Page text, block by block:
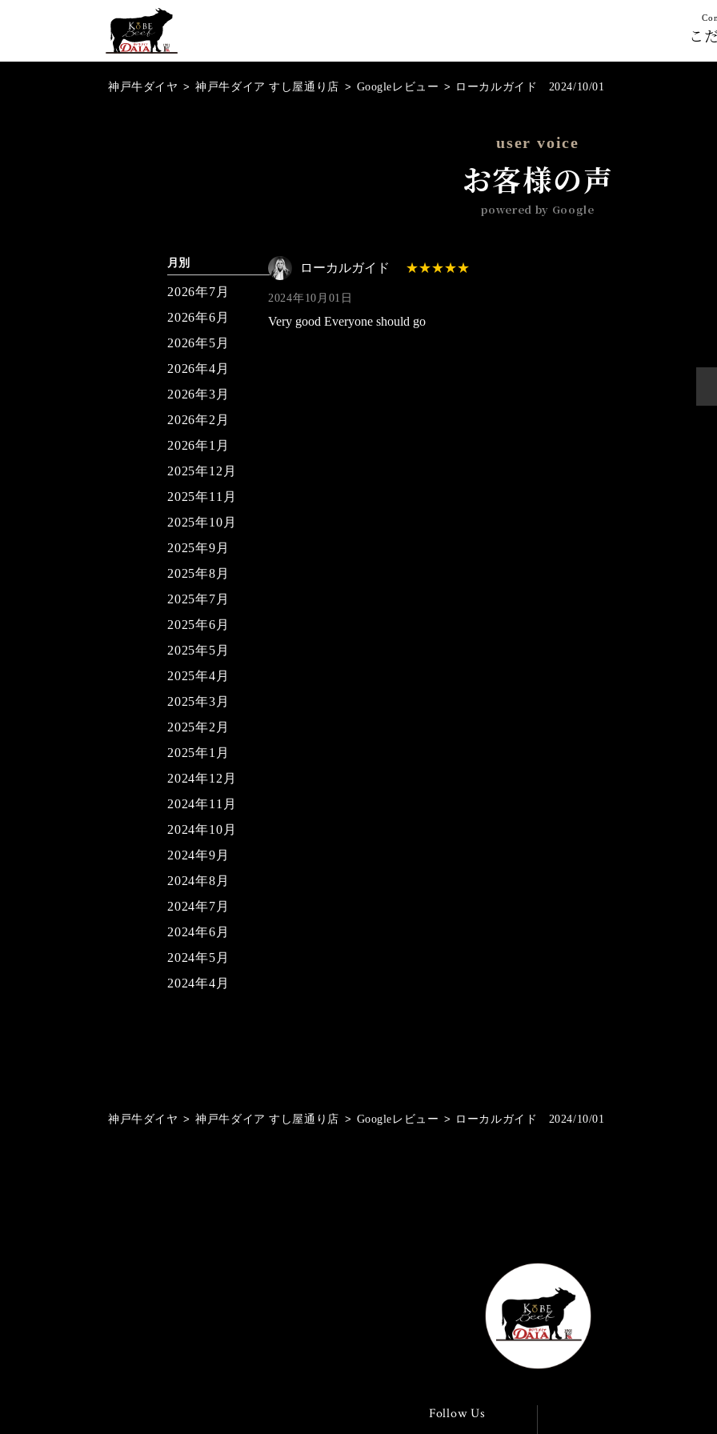
こ
神戸牛ダイヤ > 神戸牛ダイア すし屋通り店 > Googleレビュー > ローカルガイド 2024/10/01
user voice
お客様の声
powered by Google
ローカルガイド
2024年10月01日
Very good Everyone should go
月別
2026年7月
2026年6月
2026年5月
2026年4月
2026年3月
2026年2月
2026年1月
2025年12月
2025年11月
2025年10月
2025年9月
2025年8月
2025年7月
2025年6月
2025年5月
2025年4月
2025年3月
2025年2月
2025年1月
2024年12月
2024年11月
2024年10月
2024年9月
2024年8月
2024年7月
2024年6月
2024年5月
2024年4月
神戸牛ダイヤ > 神戸牛ダイア すし屋通り店 > Googleレビュー > ローカルガイド 2024/10/01
Follow Us